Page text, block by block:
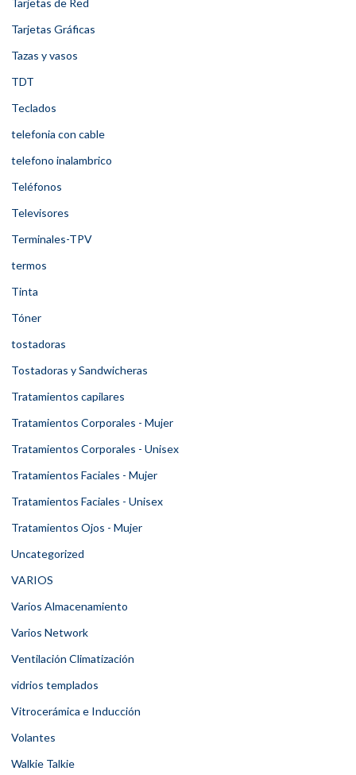
Tarjetas Gráficas
Tazas y vasos
TDT
Teclados
telefonia con cable
telefono inalambrico
Teléfonos
Televisores
Terminales-TPV
termos
Tinta
Tóner
tostadoras
Tostadoras y Sandwicheras
Tratamientos capilares
Tratamientos Corporales - Mujer
Tratamientos Corporales - Unisex
Tratamientos Faciales - Mujer
Tratamientos Faciales - Unisex
Tratamientos Ojos - Mujer
Uncategorized
VARIOS
Varios Almacenamiento
Varios Network
Ventilación Climatización
vidrios templados
Vitrocerámica e Inducción
Volantes
Walkie Talkie